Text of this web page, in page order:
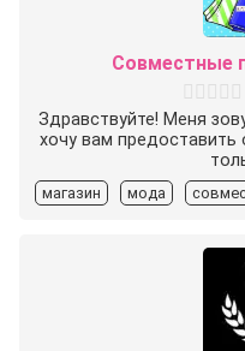
Совместные
Здравствуйте! Меня
хочу вам предоставить
магазин мода